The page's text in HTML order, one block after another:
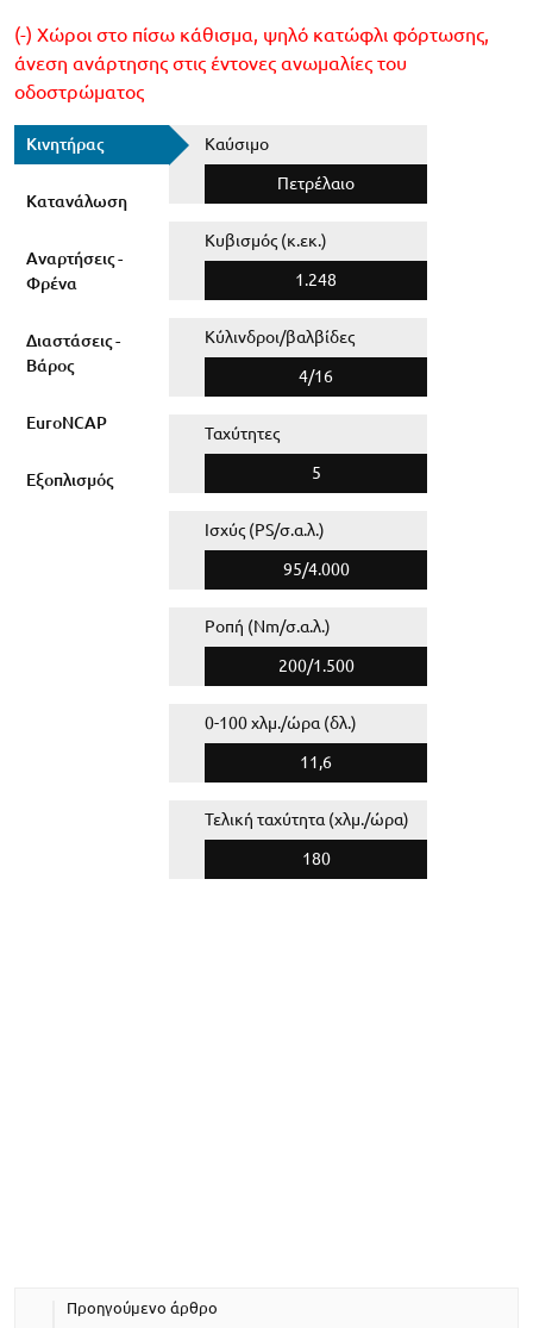
(-) Χώροι στο πίσω κάθισμα, ψηλό κατώφλι φόρτωσης,
άνεση ανάρτησης στις έντονες ανωμαλίες του
οδοστρώματος
Κινητήρας
Κατανάλωση
Αναρτήσεις -
Φρένα
Διαστάσεις -
Βάρος
EuroNCAP
Εξοπλισμός
Καύσιμο
Πετρέλαιο
Κυβισμός (κ.εκ.)
1.248
Κύλινδροι/βαλβίδες
4/16
Ταχύτητες
5
Ισχύς (PS/σ.α.λ.)
95/4.000
Ροπή (Nm/σ.α.λ.)
200/1.500
0-100 χλμ./ώρα (δλ.)
11,6
Τελική ταχύτητα (χλμ./ώρα)
180